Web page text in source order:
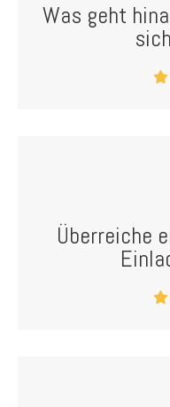
Was geht
Überreiche